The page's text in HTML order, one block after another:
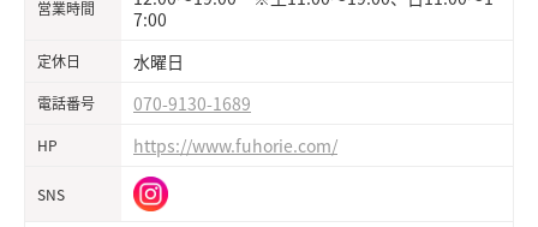
営業時間
7:00
定休日 水曜日
電話番号 070-9130-1689
HP https://www.fuhorie.com/
SNS